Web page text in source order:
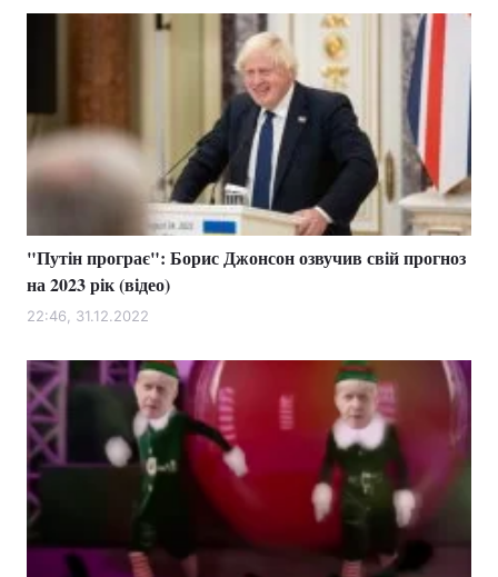
"Путін програє": Борис Джонсон озвучив свій прогноз
на 2023 рік (відео)
22:46, 31.12.2022